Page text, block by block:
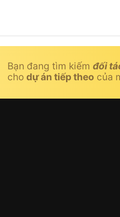
Bạn đang tìm kiếm đối
cho dự án tiếp theo của